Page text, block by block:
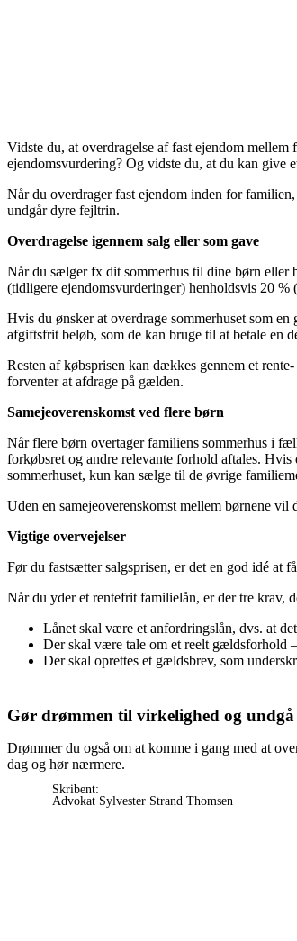
Vidste du, at overdragelse af fast ejendom
ejendomsvurdering? Og vidste du, at du kan give
Når du overdrager fast ejendom inden for
undgår dyre fejltrin.
Overdragelse igennem salg eller som gave
Når du sælger fx dit sommerhus til dine børn eller
(tidligere ejendomsvurderinger) henholdsvis 20
Hvis du ønsker at overdrage sommerhuset som
afgiftsfrit beløb, som de kan bruge til at betale en
Resten af købsprisen kan dækkes gennem et
forventer at afdrage på gælden.
Samejeoverenskomst ved flere børn
Når flere børn overtager familiens sommerhus i
forkøbsret og andre relevante forhold aftales.
sommerhuset, kun kan sælge til de øvrige
Uden en samejeoverenskomst mellem børnene
Vigtige overvejelser
Før du fastsætter salgsprisen, er det en god idé at
Når du yder et rentefrit familielån, er der tre krav,
Lånet skal være et anfordringslån, dvs. at
Der skal være tale om et reelt gældsforhold
Der skal oprettes et gældsbrev, som
Gør drømmen til virkelighed og
Drømmer du også om at komme i gang med at
dag og hør nærmere.
Skribent:
Advokat Sylvester Strand Thomsen